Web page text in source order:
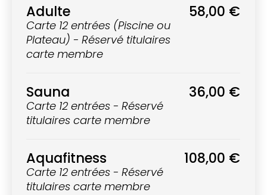
Adulte
Carte 12 entrées (Piscine ou
Plateau) - Réservé titulaires
carte membre
58,00 €
Sauna
Carte 12 entrées - Réservé
titulaires carte membre
36,00 €
Aquafitness
Carte 12 entrées - Réservé
titulaires carte membre
108,00 €